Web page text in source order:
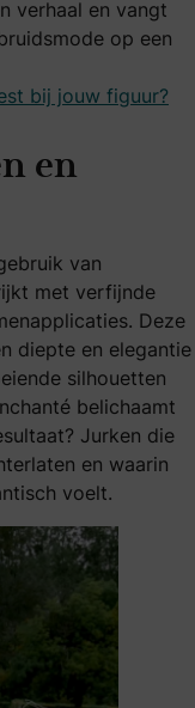
verhaal en vangt
op een
bij jouw figuur?
en
van
met verfijnde
Deze
diepte en elegantie
silhouetten
belichaamt
Jurken die
en waarin
voelt.